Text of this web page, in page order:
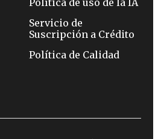
Servicio de
Suscripción a Crédito
Política de Calidad